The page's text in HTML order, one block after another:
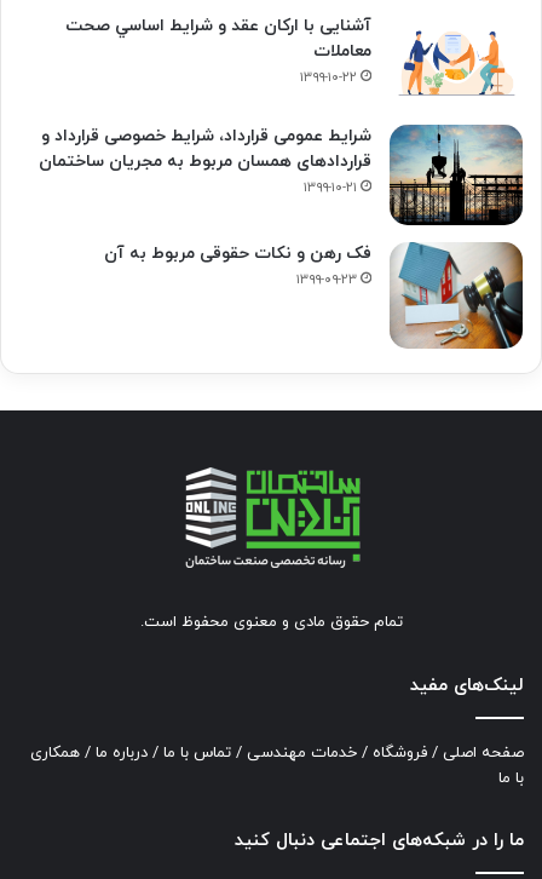
آشنایی با ارکان عقد و شرايط اساسي صحت
معاملات
۱۳۹۹-۱۰-۲۲
شرایط عمومی قرارداد، شرایط خصوصی قرارداد و
قراردادهای همسان مربوط به مجریان ساختمان
۱۳۹۹-۱۰-۲۱
فک‌ رهن و نکات حقوقی مربوط به آن
۱۳۹۹-۰۹-۲۳
تمام حقوق مادی و معنوی محفوظ است.
لینک‌های مفید
صفحه اصلی / فروشگاه / خدمات مهندسی / تماس با ما / درباره ما / همکاری
با ما
ما را در شبکه‌های اجتماعی دنبال کنید